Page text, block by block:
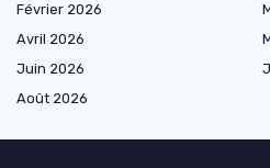
Février 2026
Avril 2026
Juin 2026
Août 2026